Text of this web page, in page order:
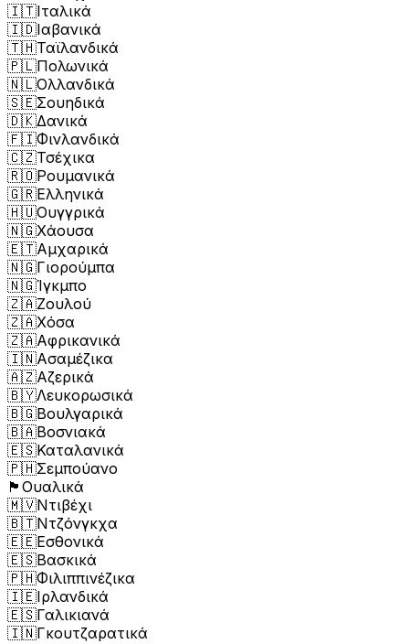
🇮🇹Ιταλικά
🇮🇩Ιαβανικά
🇹🇭Ταϊλανδικά
🇵🇱Πολωνικά
🇳🇱Ολλανδικά
🇸🇪Σουηδικά
🇩🇰Δανικά
🇫🇮Φινλανδικά
🇨🇿Τσέχικα
🇷🇴Ρουμανικά
🇬🇷Ελληνικά
🇭🇺Ουγγρικά
🇳🇬Χάουσα
🇪🇹Αμχαρικά
🇳🇬Γιορούμπα
🇳🇬Ίγκμπο
🇿🇦Ζουλού
🇿🇦Χόσα
🇿🇦Αφρικανικά
🇮🇳Ασαμέζικα
🇦🇿Αζερικά
🇧🇾Λευκορωσικά
🇧🇬Βουλγαρικά
🇧🇦Βοσνιακά
🇪🇸Καταλανικά
🇵🇭Σεμπούανο
🏴󠁧󠁢󠁷󠁬󠁳󠁿 Ουαλικά
🇲🇻Ντιβέχι
🇧🇹Ντζόνγκχα
🇪🇪Εσθονικά
🇪🇸Βασκικά
🇵🇭Φιλιππινέζικα
🇮🇪Ιρλανδικά
🇪🇸Γαλικιανά
🇮🇳Γκουτζαρατικά